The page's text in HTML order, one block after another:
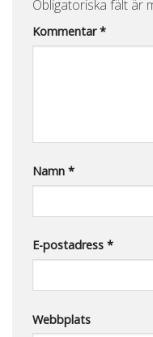
Obligatoriska fält är
Kommentar*
Namn *
E-postadress *
Webbplats